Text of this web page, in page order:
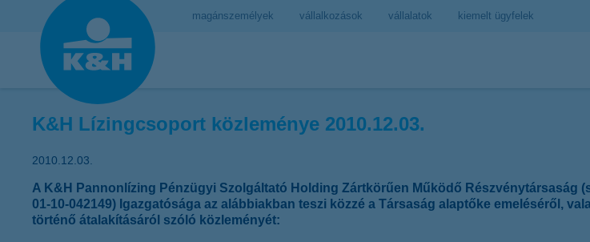
magánszemélyek vállalkozások vállalatok kiemelt ügyfelek
K&H Lízingcsoport közleménye 2010.12.03.
2010.12.03.
A K&H Pannonlízing Pénzügyi Szolgáltató Holding Zártkörűen Működő Részvénytársaság
01-10-042149) Igazgatósága az alábbiakban teszi közzé a Társaság alaptőke emeléséről,
történő átalakításáról szóló közleményét: